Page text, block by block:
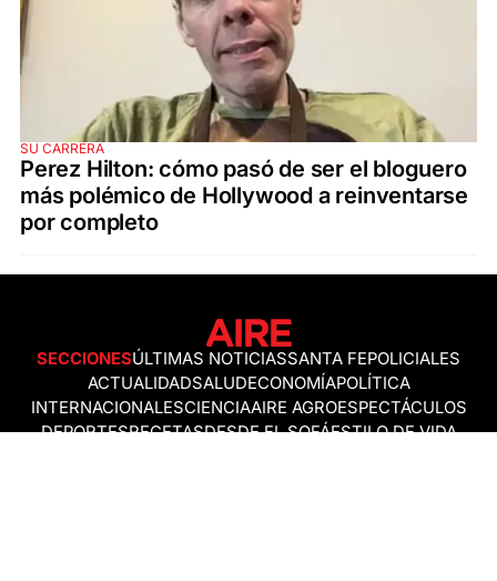
SU CARRERA
Perez Hilton: cómo pasó de ser el bloguero
más polémico de Hollywood a reinventarse
por completo
SECCIONESÚLTIMAS NOTICIASSANTA FEPOLICIALES
ACTUALIDADSALUDECONOMÍAPOLÍTICA
INTERNACIONALESCIENCIAAIRE AGROESPECTÁCULOS
DEPORTESRECETASDESDE EL SOFÁESTILO DE VIDA